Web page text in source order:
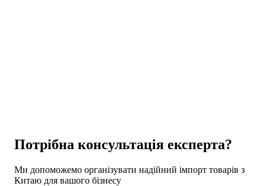
Потрібна консультація експерта?
Ми допоможемо організувати надійний імпорт товарів з
Китаю для вашого бізнесу